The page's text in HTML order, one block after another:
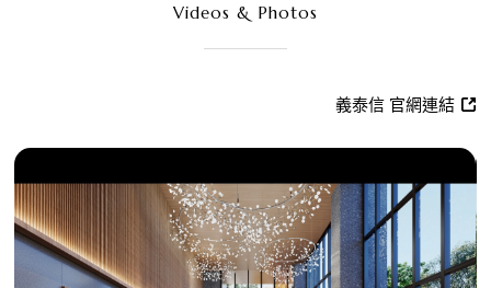
Videos & Photos
義泰信 官網連結